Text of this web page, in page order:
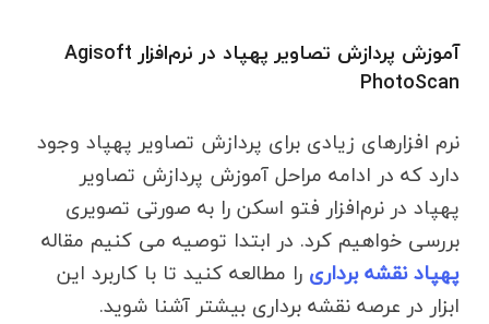
آموزش پردازش تصاویر پهپاد در نرم‌افزار Agisoft
PhotoScan
نرم افزارهای زیادی برای پردازش تصاویر پهپاد وجود
دارد که در ادامه مراحل آموزش پردازش تصاویر
پهپاد در نرم‌افزار فتو اسکن را به صورتی تصویری
بررسی خواهیم کرد. در ابتدا توصیه می کنیم مقاله
پهپاد نقشه برداری را مطالعه کنید تا با کاربرد این
ابزار در عرصه نقشه برداری بیشتر آشنا شوید.